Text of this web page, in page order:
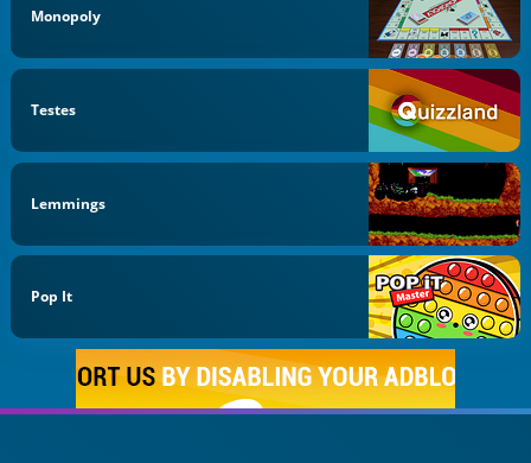
Monopoly
Testes
Lemmings
Pop It